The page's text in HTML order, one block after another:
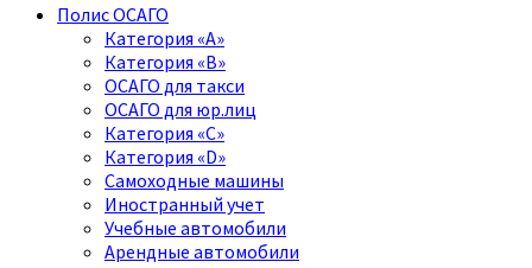
Полис ОСАГО
Категория «A»
Категория «B»
ОСАГО для такси
ОСАГО для юр.лиц
Категория «C»
Категория «D»
Самоходные машины
Иностранный учет
Учебные автомобили
Арендные автомобили